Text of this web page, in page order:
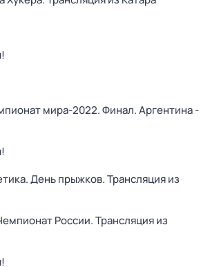
мира-2022. Финал. Аргентина -
День прыжков. Трансляция из
России. Трансляция из